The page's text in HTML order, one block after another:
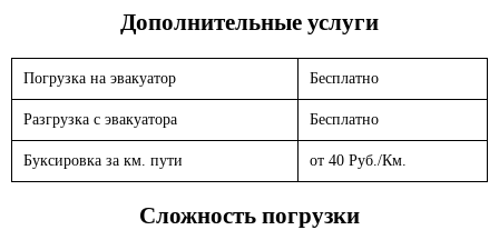
Дополнительные услуги
Погрузка на эвакуатор Бесплатно
Разгрузка с эвакуатора Бесплатно
Буксировка за км. пути от 40 Руб./Км.
Сложность погрузки